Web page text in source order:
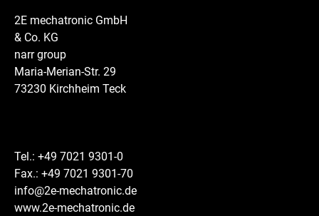
2E mechatronic GmbH
& Co. KG
narr group
Maria-Merian-Str. 29
73230 Kirchheim Teck
Tel.: +49 7021 9301-0
Fax.: +49 7021 9301-70
info@2e-mechatronic.de
www.2e-mechatronic.de